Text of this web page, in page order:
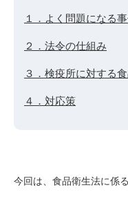
１．よく問題になる
２．法令の仕組み
３．検疫所に対する
４．対応策
今回は、食品衛生法に係